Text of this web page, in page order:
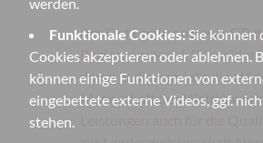
Funktionale Cookies:Sie können
Cookies akzeptieren oder ablehnen.
können einige Funktionen von
eingebettete externe Videos, ggf.
stehen.
Am Ende gewann unser OP
Regierungsbezirk
damit in diesem Jahr die
Mannschaft des